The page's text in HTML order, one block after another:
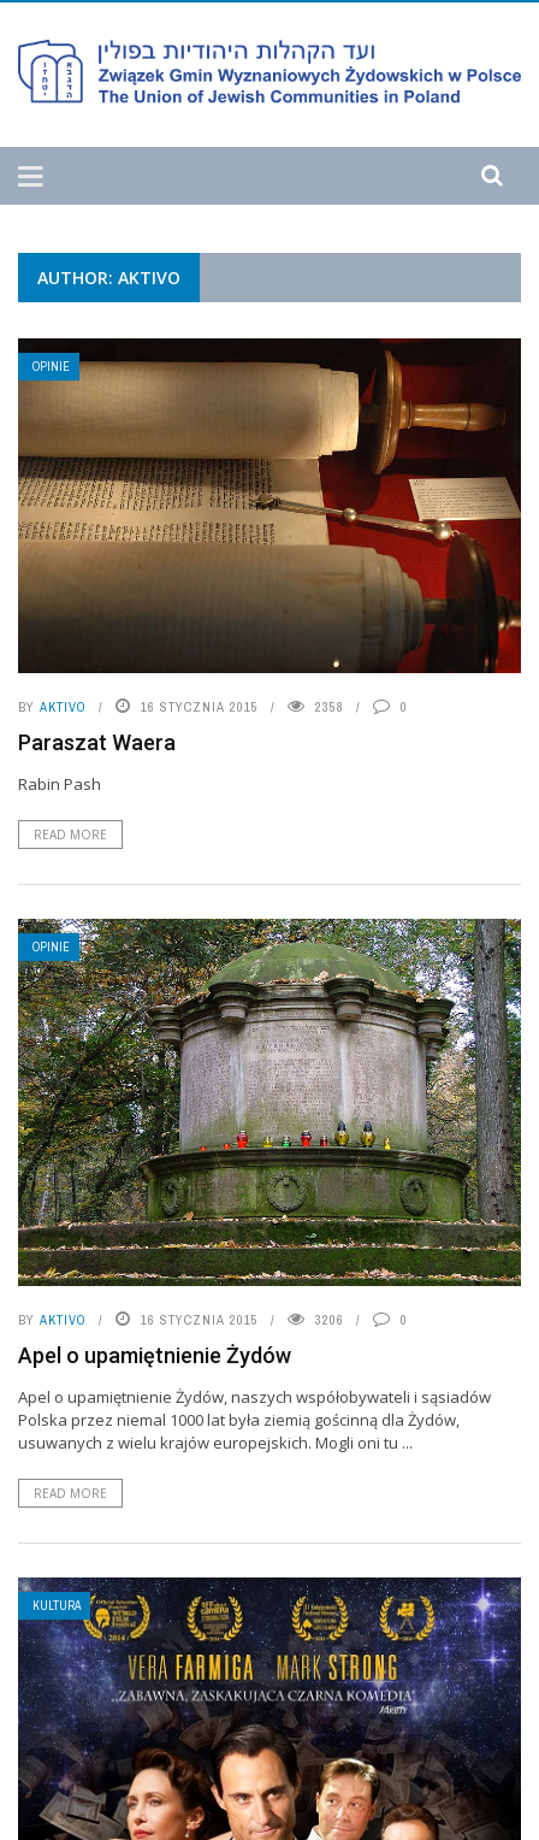
AUTHOR: AKTIVO
OPINIE
BY AKTIVO 16 STYCZNIA 2015 2358 0
Paraszat Waera
Rabin Pash
READ MORE
OPINIE
BY AKTIVO 16 STYCZNIA 2015 3206 0
Apel o upamiętnienie Żydów
Apel o upamiętnienie Żydów, naszych współobywateli i sąsiadów
Polska przez niemal 1000 lat była ziemią gościnną dla Żydów,
usuwanych z wielu krajów europejskich. Mogli oni tu ...
READ MORE
KULTURA